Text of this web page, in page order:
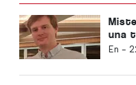
una
En -